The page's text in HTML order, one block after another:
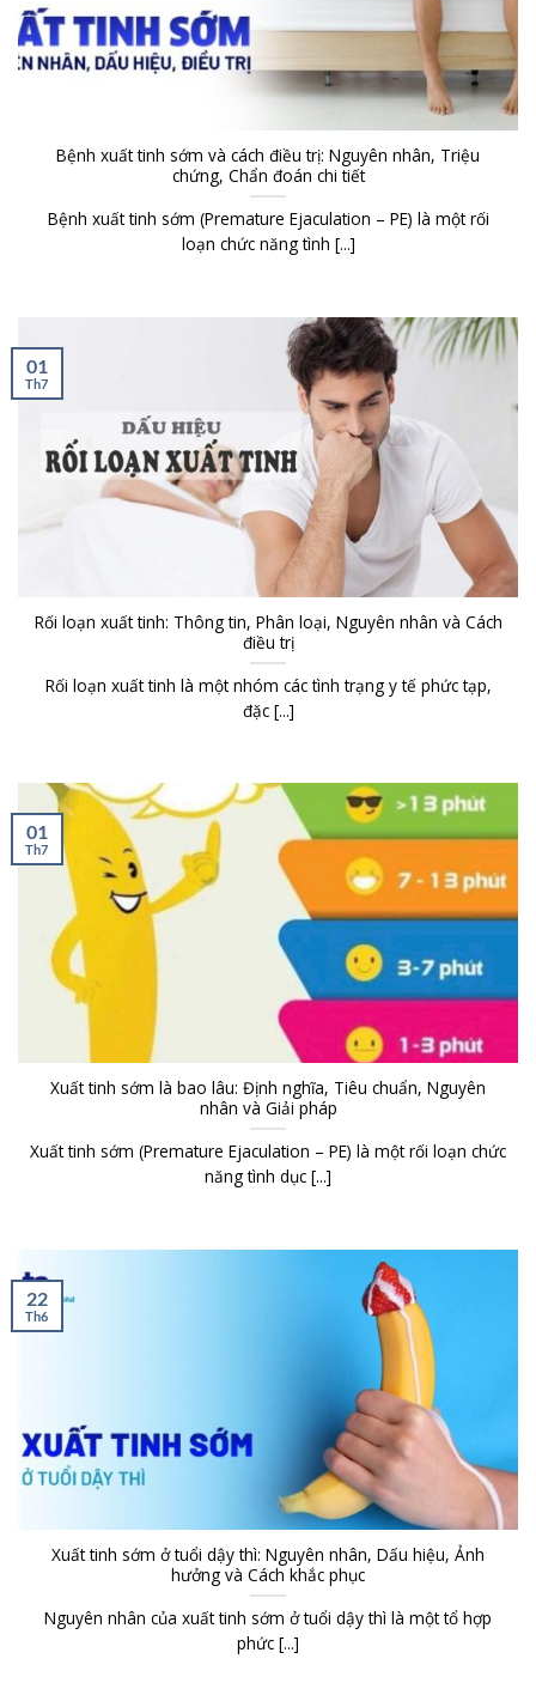
Bệnh xuất tinh sớm và cách điều trị: Nguyên nhân, Triệu
chứng, Chẩn đoán chi tiết
Bệnh xuất tinh sớm (Premature Ejaculation – PE) là một rối
loạn chức năng tình [...]
Rối loạn xuất tinh: Thông tin, Phân loại, Nguyên nhân và Cách
điều trị
Rối loạn xuất tinh là một nhóm các tình trạng y tế phức tạp,
đặc [...]
01
Th7
Xuất tinh sớm là bao lâu: Định nghĩa, Tiêu chuẩn, Nguyên
nhân và Giải pháp
Xuất tinh sớm (Premature Ejaculation – PE) là một rối loạn chức
năng tình dục [...]
01
Th7
Xuất tinh sớm ở tuổi dậy thì: Nguyên nhân, Dấu hiệu, Ảnh
hưởng và Cách khắc phục
Nguyên nhân của xuất tinh sớm ở tuổi dậy thì là một tổ hợp
phức [...]
22
Th6